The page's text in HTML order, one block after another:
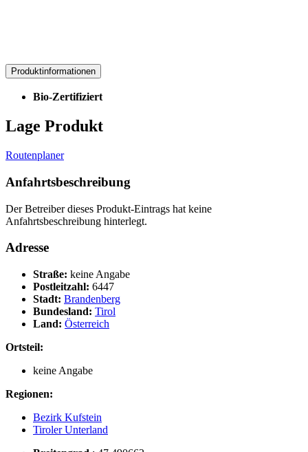
Produktinformationen
Bio-Zertifiziert
Lage Produkt
Routenplaner
Anfahrtsbeschreibung
Der Betreiber dieses Produkt-Eintrags hat keine
Anfahrtsbeschreibung hinterlegt.
Adresse
Straße: keine Angabe
Postleitzahl: 6447
Stadt: Brandenberg
Bundesland: Tirol
Land: Österreich
Ortsteil:
keine Angabe
Regionen:
Bezirk Kufstein
Tiroler Unterland